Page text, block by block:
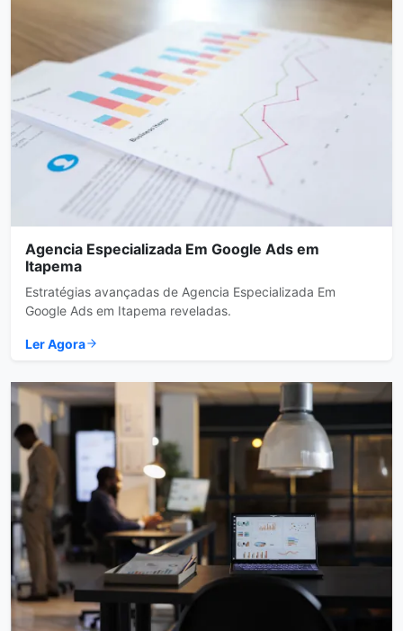
Agencia Especializada Em Google Ads em
Itapema
Estratégias avançadas de Agencia Especializada Em
Google Ads em Itapema reveladas.
Ler Agora